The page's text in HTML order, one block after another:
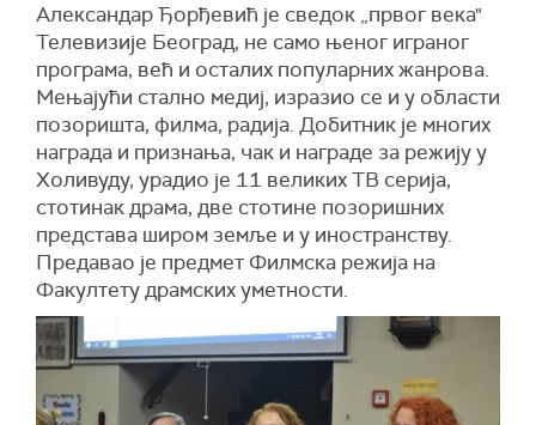
Александар Ђорђевић је сведок „првог века"
Телевизије Београд, не само њеног играног
програма, већ и осталих популарних жанрова.
Мењајући стално медиј, изразио се и у области
позоришта, филма, радија. Добитник је многих
награда и признања, чак и награде за режију у
Холивуду, урадио је 11 великих ТВ серија,
стотинак драма, две стотине позоришних
представа широм земље и у иностранству.
Предавао је предмет Филмска режија на
Факултету драмских уметности.